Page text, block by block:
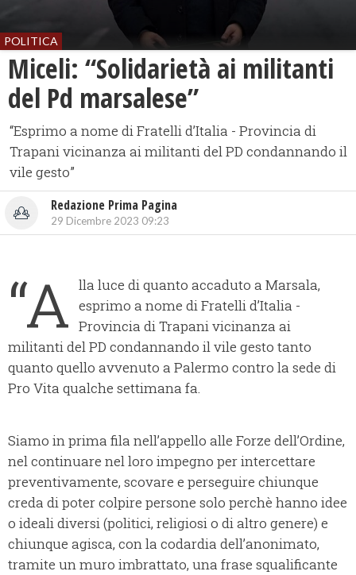
POLITICA
Miceli: “Solidarietà ai militanti
del Pd marsalese”
“Esprimo a nome di Fratelli d’Italia - Provincia di
Trapani vicinanza ai militanti del PD condannando il
vile gesto”
Redazione Prima Pagina
29 Dicembre 2023 09:23
“A lla luce di quanto accaduto a Marsala,
esprimo a nome di Fratelli d’Italia -
Provincia di Trapani vicinanza ai
militanti del PD condannando il vile gesto tanto
quanto quello avvenuto a Palermo contro la sede di
Pro Vita qualche settimana fa.
Siamo in prima fila nell’appello alle Forze dell’Ordine,
nel continuare nel loro impegno per intercettare
preventivamente, scovare e perseguire chiunque
creda di poter colpire persone solo perchè hanno idee
o ideali diversi (politici, religiosi o di altro genere) e
chiunque agisca, con la codardia dell’anonimato,
tramite un muro imbrattato, una frase squalificante